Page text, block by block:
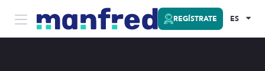
REGÍSTRATE ES